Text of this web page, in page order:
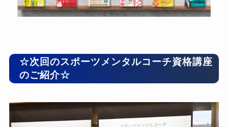
☆次回のスポーツメンタルコーチ資格講座
のご紹介☆